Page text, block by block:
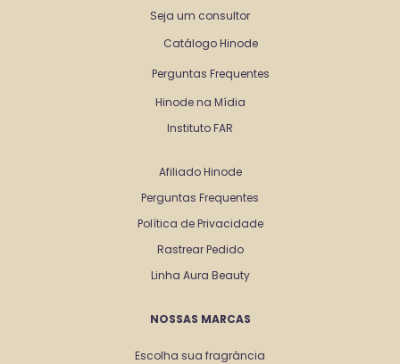
Seja um consultor
Catálogo Hinode
Perguntas Frequentes
Hinode na Mídia
Instituto FAR
Afiliado Hinode
Perguntas Frequentes
Política de Privacidade
Rastrear Pedido
Linha Aura Beauty
NOSSAS MARCAS
Escolha sua fragrância